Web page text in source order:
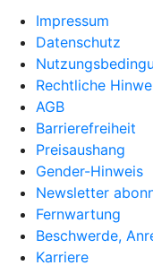
Impressum
Datenschutz
Rechtliche
AGB
Barrierefreiheit
Preisaushang
Gender-Hinweis
Newsletter
Fernwartung
Beschwerde,
Karriere